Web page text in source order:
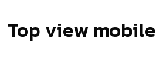
Top view mobile